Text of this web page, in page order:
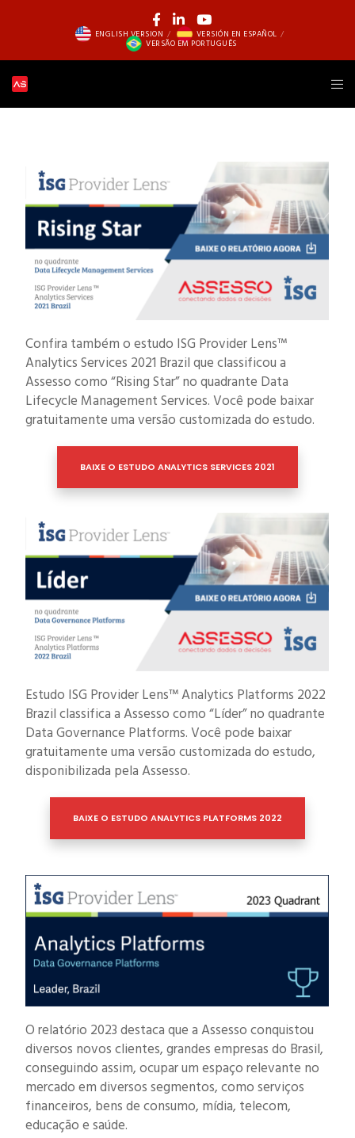
ENGLISH VERSION VERSIÓN EN ESPAÑOL
VERSÃO EM PORTUGUÊS
Confira também o estudo ISG Provider Lens™
Analytics Services 2021 Brazil que classificou a
Assesso como “Rising Star” no quadrante Data
Lifecycle Management Services. Você pode baixar
gratuitamente uma versão customizada do estudo.
BAIXE O ESTUDO ANALYTICS SERVICES 2021
Estudo ISG Provider Lens™ Analytics Platforms 2022
Brazil classifica a Assesso como “Líder” no quadrante
Data Governance Platforms. Você pode baixar
gratuitamente uma versão customizada do estudo,
disponibilizada pela Assesso.
BAIXE O ESTUDO ANALYTICS PLATFORMS 2022
O relatório 2023 destaca que a Assesso conquistou
diversos novos clientes, grandes empresas do Brasil,
conseguindo assim, ocupar um espaço relevante no
mercado em diversos segmentos, como serviços
financeiros, bens de consumo, mídia, telecom,
educação e saúde.